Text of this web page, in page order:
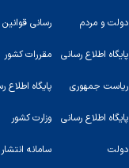
دولت و مردم
پایگاه اطلاع رسانی
ریاست جمهوری
پایگاه اطلاع رسانی
دولت
رسانی قوانین
مقررات کشور
پایگاه اطلاع
وزارت کشور
سامانه